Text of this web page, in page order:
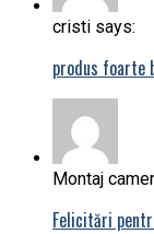
cristi says:
produs foarte
Montaj
Felicitări